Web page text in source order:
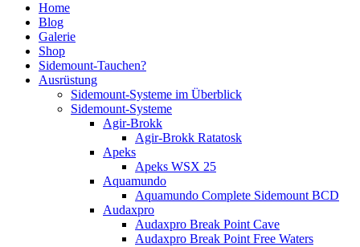
Home
Blog
Galerie
Shop
Sidemount-Tauchen?
Ausrüstung
Sidemount-Systeme im Überblick
Sidemount-Systeme
Agir-Brokk
Agir-Brokk Ratatosk
Apeks
Apeks WSX 25
Aquamundo
Aquamundo Complete Sidemount BCD
Audaxpro
Audaxpro Break Point Cave
Audaxpro Break Point Free Waters